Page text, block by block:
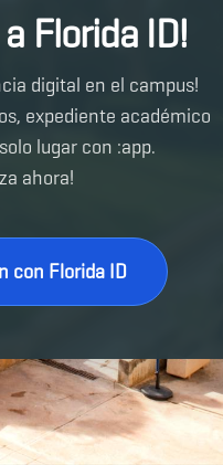
Florida ID!
digital en el campus!
expediente académico
lugar con :app.
ahora!
con Florida ID